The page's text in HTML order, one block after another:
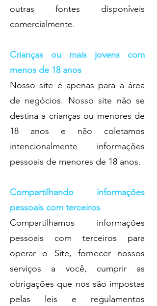
outras fontes disponíveis
comercialmente.
Crianças ou mais jovens com
menos de 18 anos
Nosso site é apenas para a área
de negócios. Nosso site não se
destina a crianças ou menores de
18 anos e não coletamos
intencionalmente informações
pessoais de menores de 18 anos.
Compartilhando informações
pessoais com terceiros
Compartilhamos informações
pessoais com terceiros para
operar o Site, fornecer nossos
serviços a você, cumprir as
obrigações que nos são impostas
pelas leis e regulamentos